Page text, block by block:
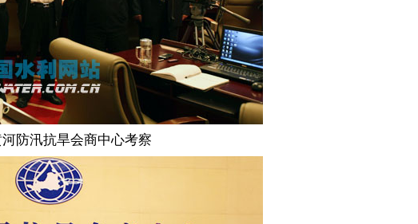
防汛抗旱会商中心考察